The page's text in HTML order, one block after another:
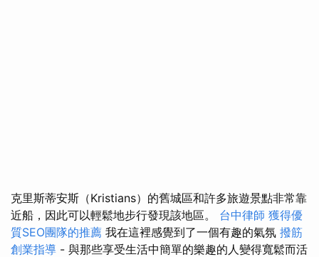
克里斯蒂安斯（Kristians）的舊城區和許多旅遊景點非常靠
近船，因此可以輕鬆地步行發現該地區。 台中律師 獲得優
質SEO團隊的推薦 我在這裡感覺到了一個有趣的氣氛 撥筋
創業指導 - 與那些享受生活中簡單的樂趣的人變得寬鬆而活